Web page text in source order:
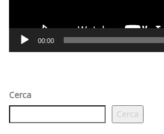
00:00
Cerca
Cerca